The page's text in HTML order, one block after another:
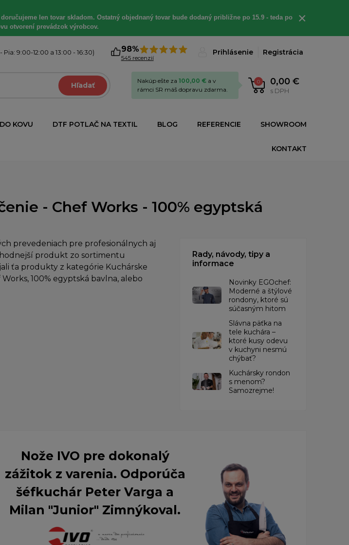
len tovar skladom. Ostatný objednaný tovar bude dodaný približne po 15.9 - teda po
otvorení prevádzok výrobcov.
×
Pia: 9:00-12:00 a 13:00 - 16:30) 98%
545 recenzií
Prihlásenie Registrácia
Hľadať 0 0,00 €
s DPH
Nakúp ešte za 100,00 € a v
rámci SR máš dopravu zdarma.
KOVU DTF POTLAČ NA TEXTIL BLOG REFERENCIE SHOWROOM
KONTAKT
- Chef Works - 100% egyptská
prevedeniach pre profesionálnych aj
produkt zo sortimentu
ťa produkty z kategórie Kuchárske
100% egyptská bavlna, alebo
Rady, návody, tipy a
informace
Novinky EGOchef:
Moderné a štýlové
rondony, ktoré sú
súčasným hitom
Slávna päťka na
tele kuchára –
ktoré kusy odevu
v kuchyni nesmú
chýbať?
Kuchársky rondon
s menom?
Samozrejme!
Nože IVO pre dokonalý
zážitok z varenia. Odporúča
šéfkuchár Peter Varga a
Milan "Junior" Zimnýkoval.